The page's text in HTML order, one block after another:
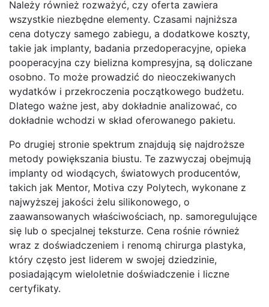
Należy również rozważyć, czy oferta zawiera
wszystkie niezbędne elementy. Czasami najniższa
cena dotyczy samego zabiegu, a dodatkowe koszty,
takie jak implanty, badania przedoperacyjne, opieka
pooperacyjna czy bielizna kompresyjna, są doliczane
osobno. To może prowadzić do nieoczekiwanych
wydatków i przekroczenia początkowego budżetu.
Dlatego ważne jest, aby dokładnie analizować, co
dokładnie wchodzi w skład oferowanego pakietu.
Po drugiej stronie spektrum znajdują się najdroższe
metody powiększania biustu. Te zazwyczaj obejmują
implanty od wiodących, światowych producentów,
takich jak Mentor, Motiva czy Polytech, wykonane z
najwyższej jakości żelu silikonowego, o
zaawansowanych właściwościach, np. samoregulujące
się lub o specjalnej teksturze. Cena rośnie również
wraz z doświadczeniem i renomą chirurga plastyka,
który często jest liderem w swojej dziedzinie,
posiadającym wieloletnie doświadczenie i liczne
certyfikaty.